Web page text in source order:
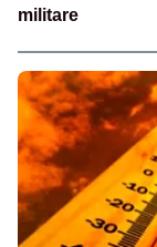
militare